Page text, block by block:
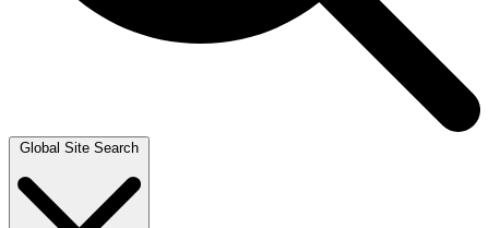
Global Site Search